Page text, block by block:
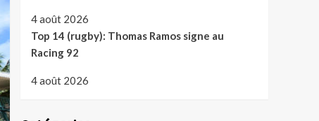
4 août 2026
Top 14 (rugby): Thomas Ramos signe au
Racing 92
4 août 2026